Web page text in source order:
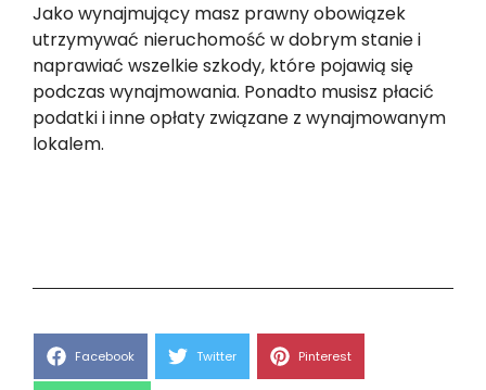
Jako wynajmujący masz prawny obowiązek
utrzymywać nieruchomość w dobrym stanie i
naprawiać wszelkie szkody, które pojawią się
podczas wynajmowania. Ponadto musisz płacić
podatki i inne opłaty związane z wynajmowanym
lokalem.
Share
Facebook Share
Twitter Share
Pinterest